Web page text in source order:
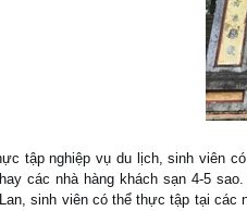
tập nghiệp vụ du lịch, sinh viên
các nhà hàng khách sạn 4-5
sinh viên có thể thực tập tại các